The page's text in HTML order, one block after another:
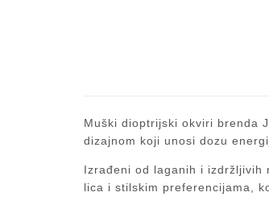
Muški dioptrijski okviri brenda
dizajnom koji unosi dozu
Izrađeni od laganih i izdržljivih
lica i stilskim preferencijama,